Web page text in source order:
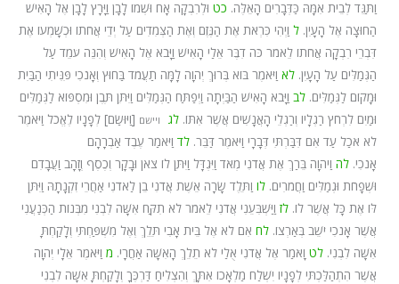
וַתַּגֵּד לְבֵית אִמָּהּ כַּדְּבָרִים הָאֵלֶּה. כט וּלְרִבְקָה אָח וּשְׁמוֹ לָבָן וַיָּרָץ לָבָן אֶל הָאִישׁ
הַחוּצָה אֶל הָעָיִן. ל וַיְהִי כִּרְאֹת אֶת הַנֶּזֶם וְאֶת הַצְּמִדִים עַל יְדֵי אֲחֹתוֹ וּכְשָׁמְעוֹ אֶת
דִּבְרֵי רִבְקָה אֲחֹתוֹ לֵאמֹר כֹּה דִבֶּר אֵלַי הָאִישׁ וַיָּבֹא אֶל הָאִישׁ וְהִנֵּה עֹמֵד עַל
הַגְּמַלִּים עַל הָעָיִן. לא וַיֹּאמֶר בּוֹא בְּרוּךְ יְהוָה לָמָּה תַעֲמֹד בַּחוּץ וְאָנֹכִי פִּנִּיתִי הַבַּיִת
וּמָקוֹם לַגְּמַלִּים. לב וַיָּבֹא הָאִישׁ הַבַּיְתָה וַיְפַתַּח הַגְּמַלִּים וַיִּתֵּן תֶּבֶן וּמִסְפּוֹא לַגְּמַלִּים
וּמַיִם לִרְחֹץ רַגְלָיו וְרַגְלֵי הָאֲנָשִׁים אֲשֶׁר אִתּוֹ. לג ויישם [וַיּוּשַׂם] לְפָנָיו לֶאֱכֹל וַיֹּאמֶר
לֹא אֹכַל עַד אִם דִּבַּרְתִּי דְּבָרָי וַיֹּאמֶר דַּבֵּר. לד וַיֹּאמַר עֶבֶד אַבְרָהָם
אָנֹכִי. לה וַיהוָה בֵּרַךְ אֶת אֲדֹנִי מְאֹד וַיִּגְדָּל וַיִּתֶּן לוֹ צֹאן וּבָקָר וְכֶסֶף וְזָהָב וַעֲבָדִם
וּשְׁפָחֹת וּגְמַלִּים וַחֲמֹרִים. לו וַתֵּלֶד שָׂרָה אֵשֶׁת אֲדֹנִי בֵן לַאדֹנִי אַחֲרֵי זִקְנָתָהּ וַיִּתֶּן
לּוֹ אֶת כָּל אֲשֶׁר לוֹ. לז וַיַּשְׁבִּעֵנִי אֲדֹנִי לֵאמֹר לֹא תִקַּח אִשָּׁה לִבְנִי מִבְּנוֹת הַכְּנַעֲנִי
אֲשֶׁר אָנֹכִי יֹשֵׁב בְּאַרְצוֹ. לח אִם לֹא אֶל בֵּית אָבִי תֵּלֵךְ וְאֶל מִשְׁפַּחְתִּי וְלָקַחְתָּ
אִשָּׁה לִבְנִי. לט וָאֹמַר אֶל אֲדֹנִי אֻלַי לֹא תֵלֵךְ הָאִשָּׁה אַחֲרָי. מ וַיֹּאמֶר אֵלָי יְהוָה
אֲשֶׁר הִתְהַלַּכְתִּי לְפָנָיו יִשְׁלַח מַלְאָכוֹ אִתָּךְ וְהִצְלִיחַ דַּרְכֶּךָ וְלָקַחְתָּ אִשָּׁה לִבְנִי